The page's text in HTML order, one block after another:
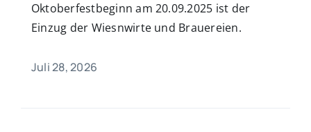
Oktoberfestbeginn am 20.09.2025 ist der
Einzug der Wiesnwirte und Brauereien.
Juli 28, 2026